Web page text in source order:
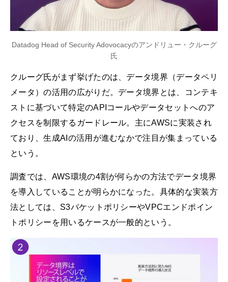
Datadog Head of Security Adovocacyのアンドリュー・クルーグ
氏
クルーグ氏がまず挙げたのは、データ境界（データペリ
メータ）の活用の広がりだ。データ境界とは、コンテキ
ストに基づいて特定のAPIコールやデータセットへのア
クセスを制限するガードレール。主にAWSに実装され
ており、生成AIの活用が進むなかで注目が集まっている
という。
調査では、AWS環境の4割が何らかの方法でデータ境界
を導入していることが明らかになった。具体的な実装方
法としては、S3バケットポリシーやVPCエンドポイン
トポリシーを用いるケースが一般的という。